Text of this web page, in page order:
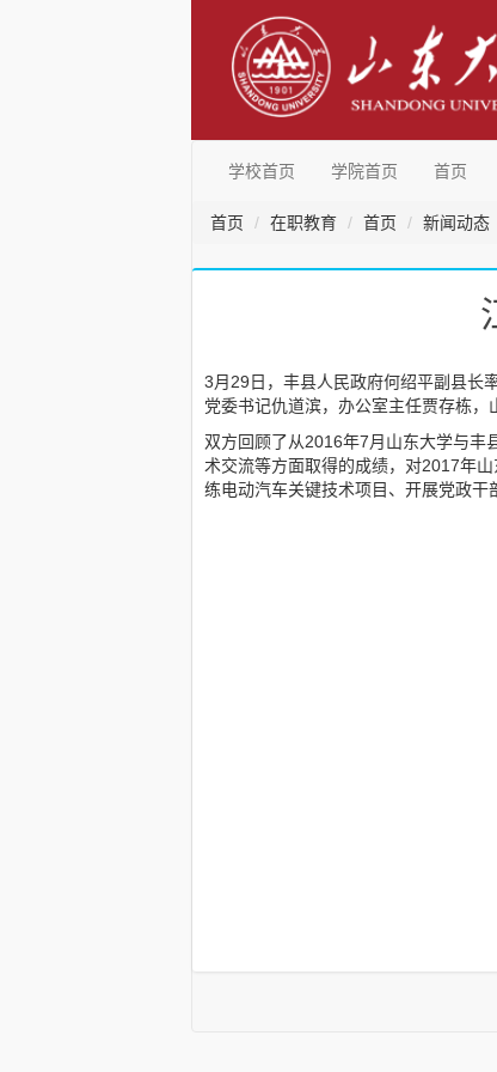
学校首页 学院首页 首页
首页 在职教育 首页 新闻动态
3月29日，丰县人民政府何绍平副县长
党委书记仇道滨，办公室主任贾存栋，
双方回顾了从2016年7月山东大学与丰
术交流等方面取得的成绩，对2017年
练电动汽车关键技术项目、开展党政干